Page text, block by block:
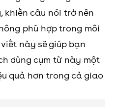
mang sắc thái nhẹ
khi đó, Stop là
dùng để yêu cầu
cụ thể và có thể
mệnh lệnh hơn.
nghĩa: Down tools,
Pack it in, Put a
khiến câu nói trở nên
phù hợp trong môi
này sẽ giúp bạn
dùng cụm từ này một
quả hơn trong cả giao